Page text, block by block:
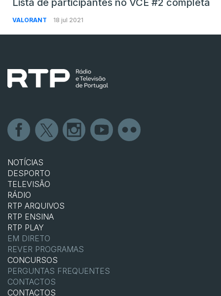
Lista de participantes no VCE #2 completa
VALORANT 18 jul 2021
NOTÍCIAS
DESPORTO
TELEVISÃO
RÁDIO
RTP ARQUIVOS
RTP ENSINA
RTP PLAY
EM DIRETO
REVER PROGRAMAS
CONCURSOS
PERGUNTAS FREQUENTES
CONTACTOS
CONTACTOS